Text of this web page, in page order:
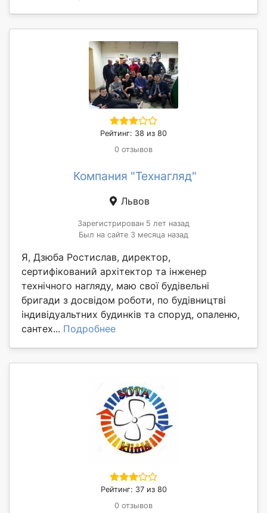
Рейтинг: 38 из 80
0 отзывов
Компания "Технагляд"
Львов
Зарегистрирован 5 лет назад
Был на сайте 3 месяца назад
Я, Дзюба Ростислав, директор,
сертифікований архітектор та інженер
технічного нагляду, маю свої будівельні
бригади з досвідом роботи, по будівництві
індивідуальтних будинків та споруд, опаленю,
сантех... Подробнее
Рейтинг: 37 из 80
0 отзывов